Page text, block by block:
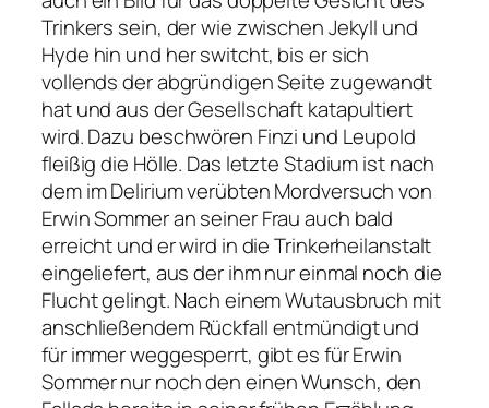
Trinkers sein, der wie zwischen Jekyll und
Hyde hin und her switcht, bis er sich
vollends der abgründigen Seite zugewandt
hat und aus der Gesellschaft katapultiert
wird. Dazu beschwören Finzi und Leupold
fleißig die Hölle. Das letzte Stadium ist nach
dem im Delirium verübten Mordversuch von
Erwin Sommer an seiner Frau auch bald
erreicht und er wird in die Trinkerheilanstalt
eingeliefert, aus der ihm nur einmal noch die
Flucht gelingt. Nach einem Wutausbruch mit
anschließendem Rückfall entmündigt und
für immer weggesperrt, gibt es für Erwin
Sommer nur noch den einen Wunsch, den